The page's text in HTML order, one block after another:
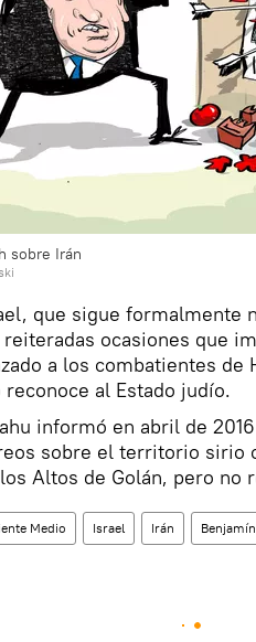
sobre Irán
que sigue formalmente
ocasiones que
a los combatientes de
al Estado judío.
informó en abril de
sobre el territorio
Altos de Golán, pero no
Medio Israel Irán